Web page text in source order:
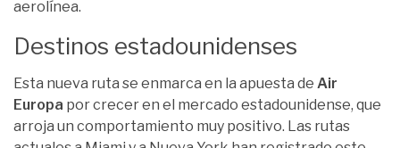
aerolínea.
Destinos estadounidenses
Esta nueva ruta se enmarca en la apuesta de Air
Europa por crecer en el mercado estadounidense, que
arroja un comportamiento muy positivo. Las rutas